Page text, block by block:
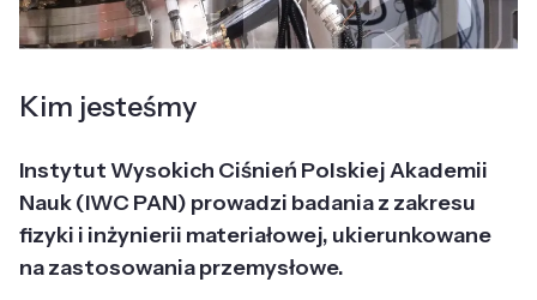
Kim jesteśmy
Instytut Wysokich Ciśnień Polskiej Akademii
Nauk (IWC PAN) prowadzi badania z zakresu
fizyki i inżynierii materiałowej, ukierunkowane
na zastosowania przemysłowe.